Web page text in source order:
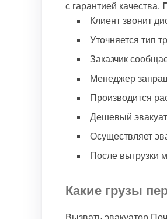
с гарантией качества.
Клиент звонит
Уточняется тип
Заказчик
Менеджер
Производится
Дешевый
Осуществляет
После выгрузки
Какие грузы